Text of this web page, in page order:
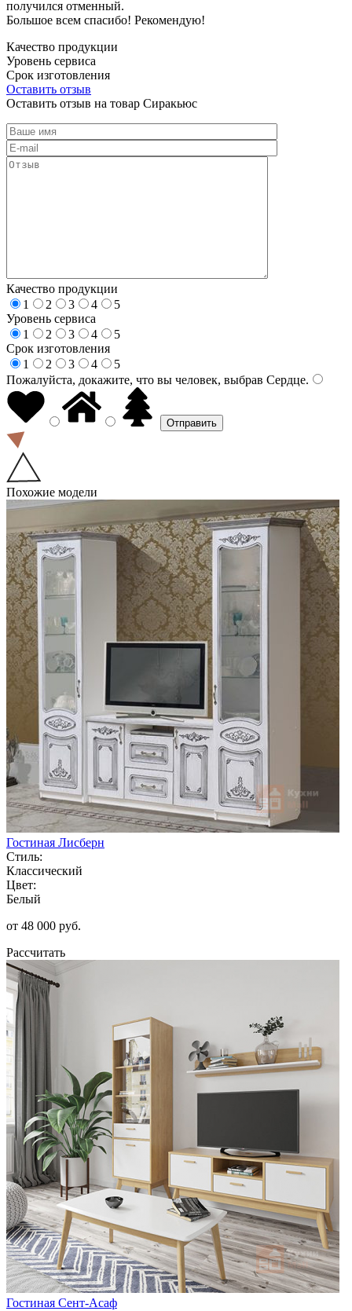
получился отменный.
Большое всем спасибо! Рекомендую!
Качество продукции
Уровень сервиса
Срок изготовления
Оставить отзыв
Оставить отзыв на товар Сиракьюс
Качество продукции
1
2 3 4
5
Уровень сервиса
1
2 3 4
5
Срок изготовления
1
2 3 4
5
Пожалуйста, докажите, что вы человек, выбрав Сердце.
Похожие модели
Гостиная Лисберн
Стиль:
Классический
Цвет:
Белый
от 48 000 руб.
Рассчитать
Гостиная Сент-Асаф